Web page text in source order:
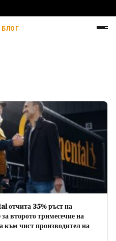
БЛОГ
отчита 35% ръст на
второто тримесечие на
към чист производител на